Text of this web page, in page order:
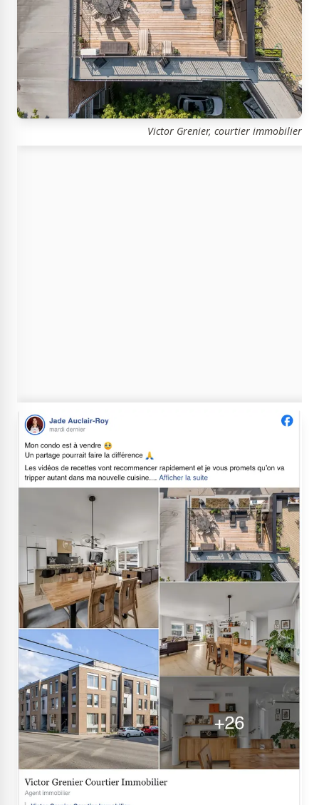
Victor Grenier, courtier immobilier